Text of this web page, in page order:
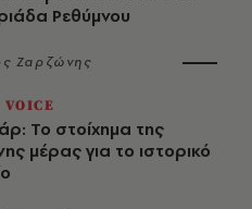
Ρεθύμνου
Ζαρζώνης
VOICE
Το στοίχημα της
μέρας για το ιστορικό